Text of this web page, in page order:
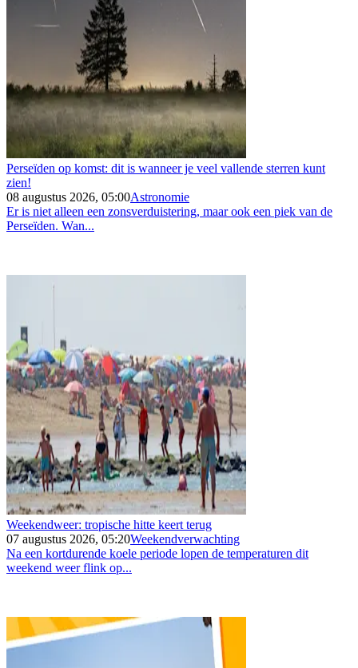
Perseïden op komst: dit is wanneer je veel vallende sterren kunt
zien!
08 augustus 2026, 05:00Astronomie
Er is niet alleen een zonsverduistering, maar ook een piek van de
Perseïden. Wan...
Weekendweer: tropische hitte keert terug
07 augustus 2026, 05:20Weekendverwachting
Na een kortdurende koele periode lopen de temperaturen dit
weekend weer flink op...